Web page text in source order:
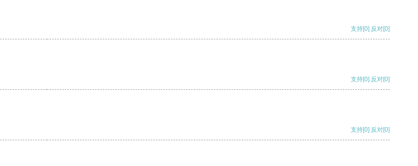
支持[0] 反对[0]
支持[0] 反对[0]
支持[0] 反对[0]